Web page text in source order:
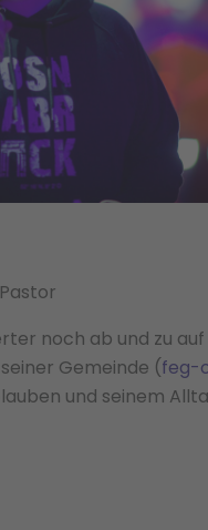
noch ab und zu
Gemeinde (feg-
und seinem